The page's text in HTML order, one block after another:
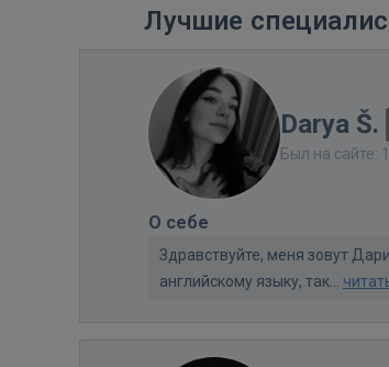
Лучшие
Darya Š.
Был на сайте:
О себе
Здравствуйте, меня зовут
английскому языку, так...